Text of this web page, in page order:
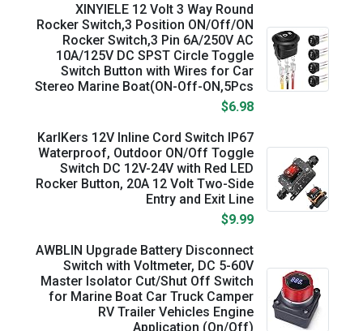
XINYIELE 12 Volt 3 Way Round
Rocker Switch,3 Position ON/Off/ON
Rocker Switch,3 Pin 6A/250V AC
10A/125V DC SPST Circle Toggle
Switch Button with Wires for Car
Stereo Marine Boat(ON-Off-ON,5Pcs
$6.98
KarlKers 12V Inline Cord Switch IP67
Waterproof, Outdoor ON/Off Toggle
Switch DC 12V-24V with Red LED
Rocker Button, 20A 12 Volt Two-Side
Entry and Exit Line
$9.99
AWBLIN Upgrade Battery Disconnect
Switch with Voltmeter, DC 5-60V
Master Isolator Cut/Shut Off Switch
for Marine Boat Car Truck Camper
RV Trailer Vehicles Engine
Application (On/Off)